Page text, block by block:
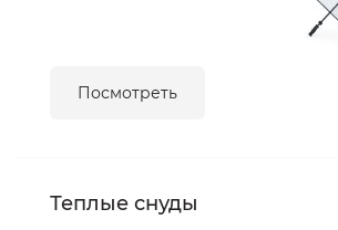
Посмотреть
Теплые снуды